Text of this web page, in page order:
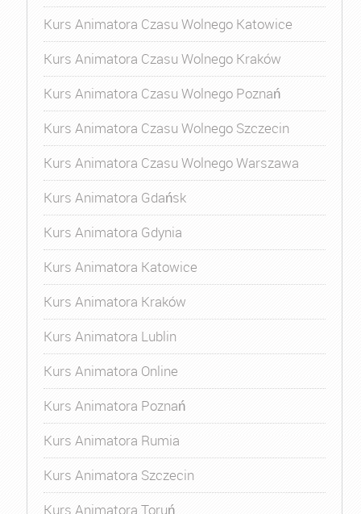
Kurs Animatora Czasu Wolnego Katowice
Kurs Animatora Czasu Wolnego Kraków
Kurs Animatora Czasu Wolnego Poznań
Kurs Animatora Czasu Wolnego Szczecin
Kurs Animatora Czasu Wolnego Warszawa
Kurs Animatora Gdańsk
Kurs Animatora Gdynia
Kurs Animatora Katowice
Kurs Animatora Kraków
Kurs Animatora Lublin
Kurs Animatora Online
Kurs Animatora Poznań
Kurs Animatora Rumia
Kurs Animatora Szczecin
Kurs Animatora Toruń